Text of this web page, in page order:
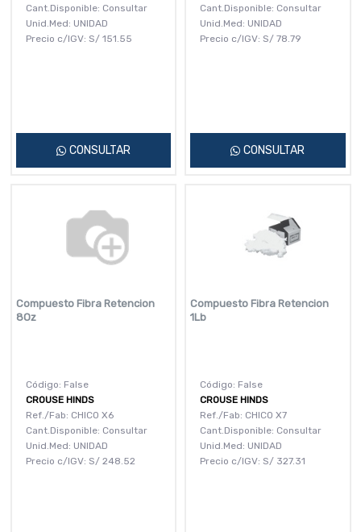
Cant.Disponible: Consultar
Unid.Med: UNIDAD
Precio c/IGV: S/ 151.55
CONSULTAR
Cant.Disponible: Consultar
Unid.Med: UNIDAD
Precio c/IGV: S/ 78.79
CONSULTAR
Compuesto Fibra Retencion
8Oz
Código: False
CROUSE HINDS
Ref./Fab: CHICO X6
Cant.Disponible: Consultar
Unid.Med: UNIDAD
Precio c/IGV: S/ 248.52
Compuesto Fibra Retencion
1Lb
Código: False
CROUSE HINDS
Ref./Fab: CHICO X7
Cant.Disponible: Consultar
Unid.Med: UNIDAD
Precio c/IGV: S/ 327.31